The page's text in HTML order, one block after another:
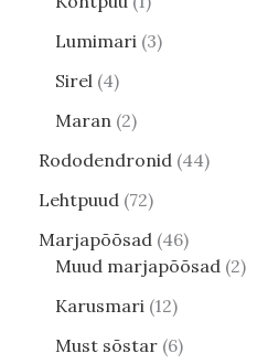
Lumimari 3
Sirel 4
Maran 2
Rododendronid 44
Lehtpuud 72
Marjapõõsad 46
Muud marjapõõsad 2
Karusmari 12
Must sõstar 6